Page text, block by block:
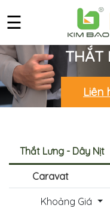
☰
THẮT
Liên
Thắt Lưng - Dây Nịt
Caravat
Khoảng Giá